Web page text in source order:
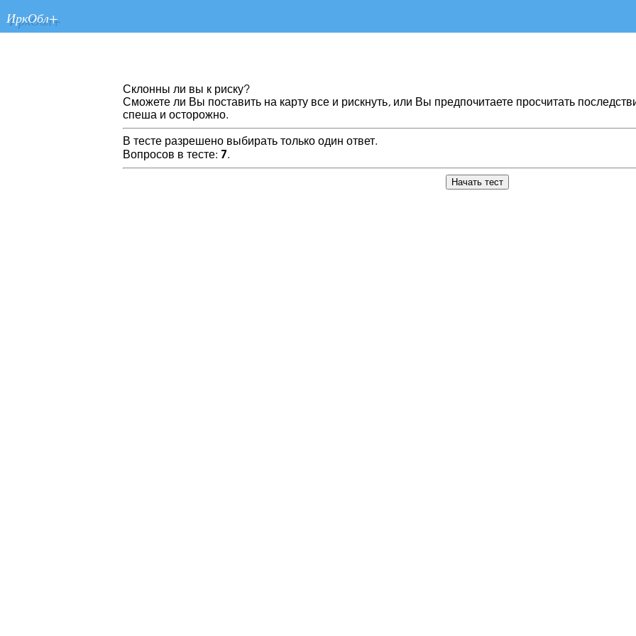
ИркОбл+
Склонны ли вы к риску?
Сможете ли Вы поставить на карту все и рискнуть, или Вы предпочитаете просчитать
спеша и осторожно.
В тесте разрешено выбирать только один ответ.
Вопросов в тесте: 7.